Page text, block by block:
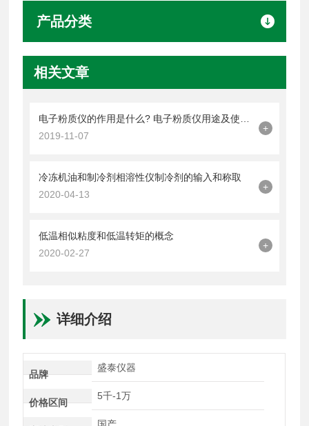
产品分类
相关文章
2019-11-07
+
冷冻机油和制冷剂相溶性仪制冷剂的输入和称取
2020-04-13
+
低温相似粘度和低温转矩的概念
2020-02-27
+
详细介绍
品牌
盛泰仪器
价格区间
5千-1万
国产